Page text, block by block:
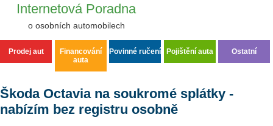
Internetová Poradna
o osobních automobilech
Prodej aut
Financování
auta
Povinné ručení Pojištění auta Ostatní
Škoda Octavia na soukromé splátky -
nabízím bez registru osobně